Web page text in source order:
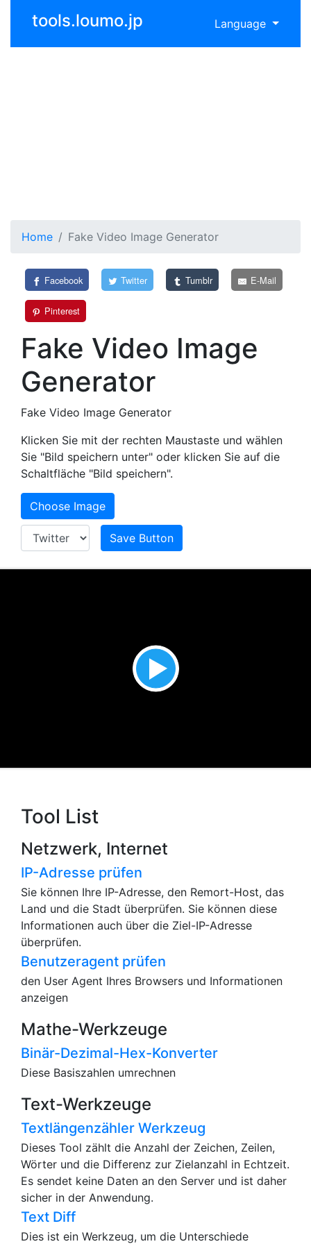
tools.loumo.jp Language
Home Fake Video Image Generator
Facebook Twitter Tumblr E-Mail
Pinterest
Fake Video Image
Generator
Fake Video Image Generator
Klicken Sie mit der rechten Maustaste und wählen
Sie "Bild speichern unter" oder klicken Sie auf die
Schaltfläche "Bild speichern".
Choose Image
Save Button
Tool List
Netzwerk, Internet
IP-Adresse prüfen
Sie können Ihre IP-Adresse, den Remort-Host, das
Land und die Stadt überprüfen. Sie können diese
Informationen auch über die Ziel-IP-Adresse
überprüfen.
Benutzeragent prüfen
den User Agent Ihres Browsers und Informationen
anzeigen
Mathe-Werkzeuge
Binär-Dezimal-Hex-Konverter
Diese Basiszahlen umrechnen
Text-Werkzeuge
Textlängenzähler Werkzeug
Dieses Tool zählt die Anzahl der Zeichen, Zeilen,
Wörter und die Differenz zur Zielanzahl in Echtzeit.
Es sendet keine Daten an den Server und ist daher
sicher in der Anwendung.
Text Diff
Dies ist ein Werkzeug, um die Unterschiede